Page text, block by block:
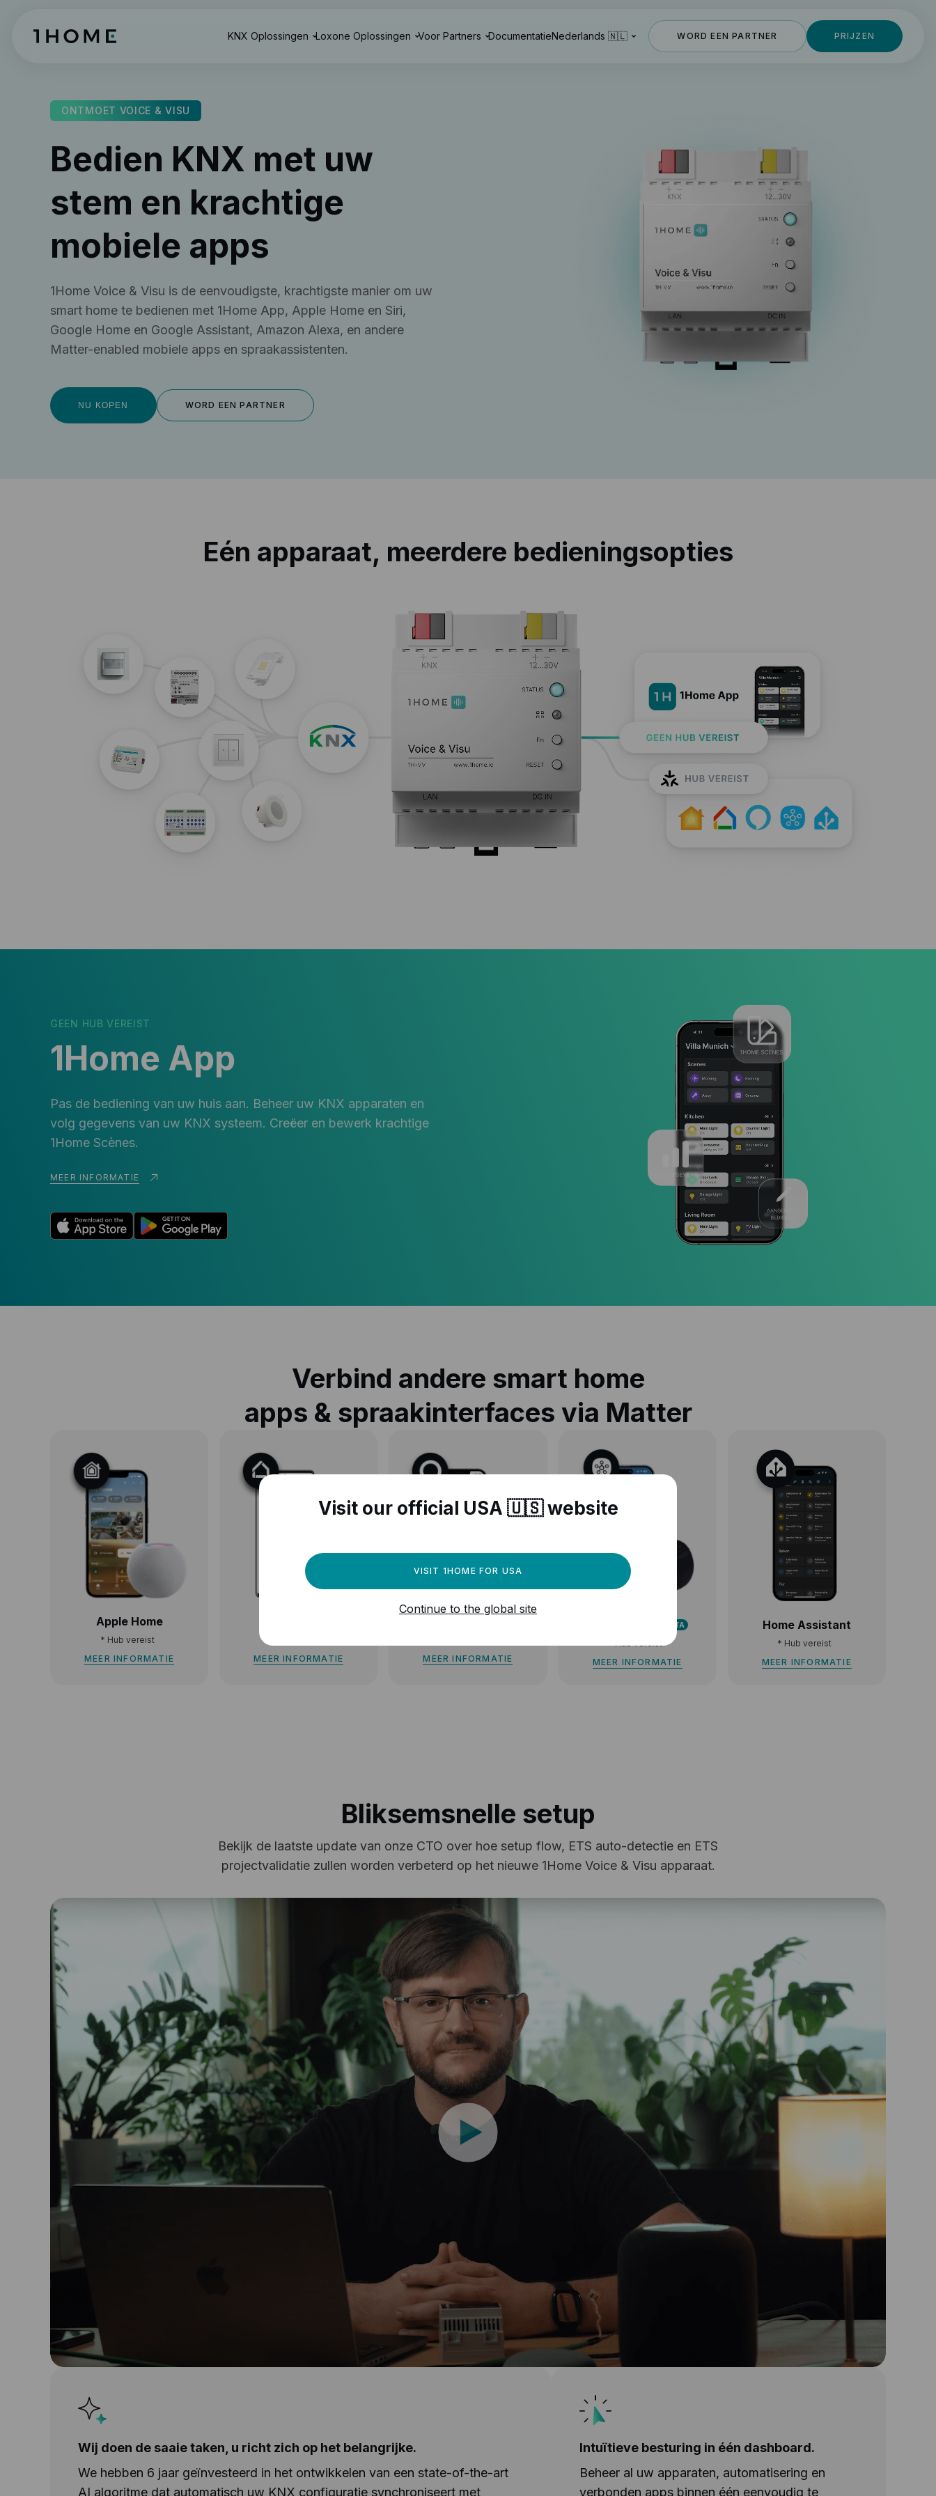
KNX Oplossingen Loxone Oplossingen Voor Partners DocumentatieNederlands 🇳🇱 WORD EEN PARTNER PRIJZEN
ONTMOET VOICE & VISU
Bedien KNX met uw
stem en krachtige
mobiele apps
1Home Voice & Visu is de eenvoudigste, krachtigste manier om uw
smart home te bedienen met 1Home App, Apple Home en Siri,
Google Home en Google Assistant, Amazon Alexa, en andere
Matter-enabled mobiele apps en spraakassistenten.
NU KOPEN WORD EEN PARTNER
Eén apparaat, meerdere bedieningsopties
GEEN HUB VEREIST
1Home App
Pas de bediening van uw huis aan. Beheer uw KNX apparaten en
volg gegevens van uw KNX systeem. Creëer en bewerk krachtige
1Home Scènes.
MEER INFORMATIE
Verbind andere smart home
apps & spraakinterfaces via Matter
Apple Home
* Hub vereist
MEER INFORMATIE
MEER INFORMATIE
MEER INFORMATIE
BETA
MEER INFORMATIE
Home Assistant
* Hub vereist
MEER INFORMATIE
Bliksemsnelle setup
Bekijk de laatste update van onze CTO over hoe setup flow, ETS auto-detectie en ETS
projectvalidatie zullen worden verbeterd op het nieuwe 1Home Voice & Visu apparaat.
Wij doen de saaie taken, u richt zich op het belangrijke.
We hebben 6 jaar geïnvesteerd in het ontwikkelen van een state-of-the-art
AI algoritme dat automatisch uw KNX configuratie synchroniseert met
Intuïtieve besturing in één dashboard.
Beheer al uw apparaten, automatisering en
verbonden apps binnen één eenvoudig te
Visit our official USA 🇺🇸 website
VISIT 1HOME FOR USA
Continue to the global site